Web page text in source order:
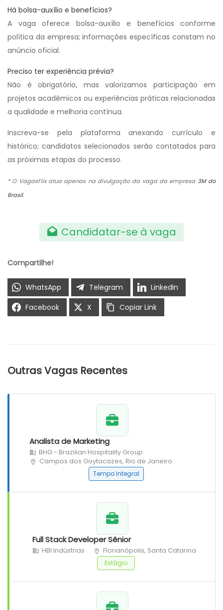
Há bolsa-auxílio e benefícios?
A vaga oferece bolsa-auxílio e benefícios conforme
política da empresa; informações específicas constam no
anúncio oficial.
Preciso ter experiência prévia?
Não é obrigatório, mas valorizamos participação em
projetos acadêmicos ou experiências práticas relacionadas
a qualidade e melhoria contínua.
Inscreva-se pela plataforma anexando currículo e
histórico; candidatos selecionados serão contatados para
as próximas etapas do processo.
* O VagasFlix atua apenas na divulgação da vaga da empresa 3M do
Brasil.
Candidatar-se à vaga
Compartilhe!
WhatsApp Telegram
LinkedIn
Facebook
X Copiar Link
Outras Vagas Recentes
Analista de Marketing
BHG - Brazilian Hospitality Group
Campos dos Goytacazes, Rio de Janeiro
Tempo Integral
Full Stack Developer Sênior
HBI Indústrias Florianópolis, Santa Catarina
Estágio